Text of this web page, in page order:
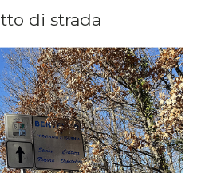
di strada